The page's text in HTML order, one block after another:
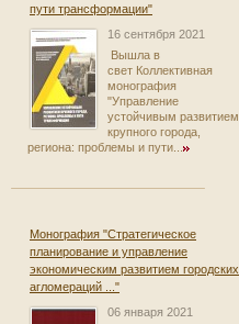
пути трансформации"
16 сентября 2021
Вышла в
свет Коллективная
монография
"Управление
устойчивым развитием
крупного города,
региона: проблемы и пути...
Монография "Стратегическое
планирование и управление
экономическим развитием городских
агломераций ..."
06 января 2021